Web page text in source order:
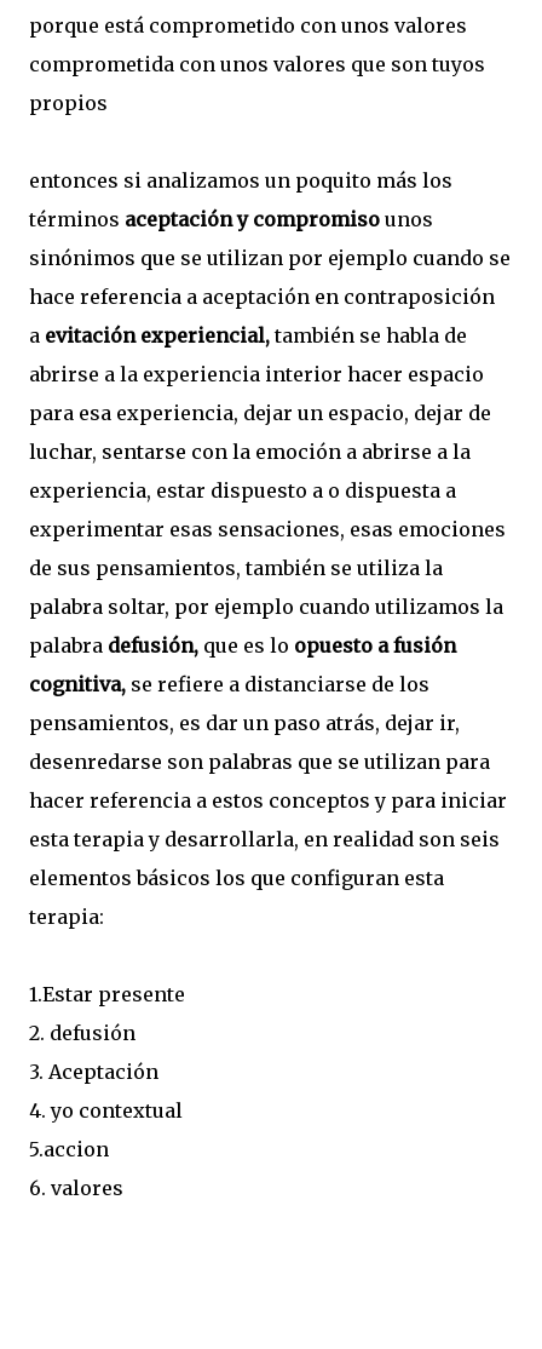
porque está comprometido con unos valores
comprometida con unos valores que son tuyos
propios
entonces si analizamos un poquito más los
términos aceptación y compromiso unos
sinónimos que se utilizan por ejemplo cuando se
hace referencia a aceptación en contraposición
a evitación experiencial,también se habla de
abrirse a la experiencia interior hacer espacio
para esa experiencia, dejar un espacio, dejar de
luchar, sentarse con la emoción a abrirse a la
experiencia, estar dispuesto a o dispuesta a
experimentar esas sensaciones, esas emociones
de sus pensamientos, también se utiliza la
palabra soltar, por ejemplo cuando utilizamos la
palabra defusión, que es lo opuesto a fusión
cognitiva, se refiere a distanciarse de los
pensamientos, es dar un paso atrás, dejar ir,
desenredarse son palabras que se utilizan para
hacer referencia a estos conceptos y para iniciar
esta terapia y desarrollarla, en realidad son seis
elementos básicos los que configuran esta
terapia:
1.Estar presente
2. defusión
3. Aceptación
4. yo contextual
5.accion
6. valores